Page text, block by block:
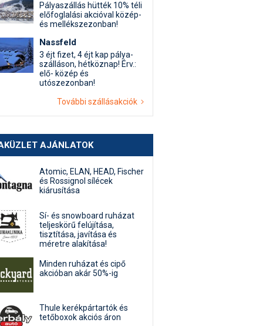
Pályaszállás hütték 10% téli
előfoglalási akcióval közép-
és mellékszezonban!
Nassfeld
3 éjt fizet, 4 éjt kap pálya-
szálláson, hétköznap! Érv.:
elő- közép és
utószezonban!
További szállásakciók
AJÁNLATOK
Atomic, ELAN, HEAD, Fischer
és Rossignol sílécek
kiárusítása
Sí- és snowboard ruházat
teljeskörű felújítása,
tisztítása, javítása és
méretre alakítása!
Minden ruházat és cipő
akcióban akár 50%-ig
Thule kerékpártartók és
tetőboxok akciós áron